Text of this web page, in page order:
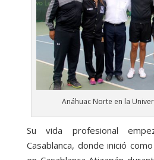
Anáhuac Norte en la
Su vida profesional
Casablanca, donde inició